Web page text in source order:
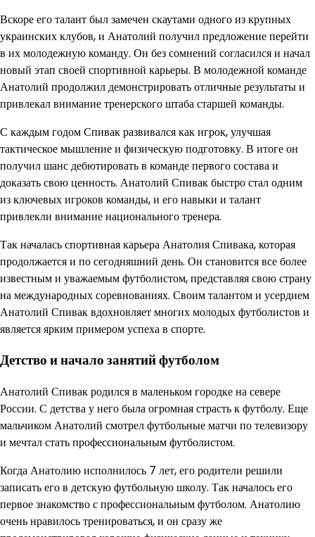
Вскоре его талант был замечен скаутами одного из крупных
украинских клубов, и Анатолий получил предложение перейти
в их молодежную команду. Он без сомнений согласился и начал
новый этап своей спортивной карьеры. В молодежной команде
Анатолий продолжил демонстрировать отличные результаты и
привлекал внимание тренерского штаба старшей команды.
С каждым годом Спивак развивался как игрок, улучшая
тактическое мышление и физическую подготовку. В итоге он
получил шанс дебютировать в команде первого состава и
доказать свою ценность. Анатолий Спивак быстро стал одним
из ключевых игроков команды, и его навыки и талант
привлекли внимание национального тренера.
Так началась спортивная карьера Анатолия Спивака, которая
продолжается и по сегодняшний день. Он становится все более
известным и уважаемым футболистом, представляя свою страну
на международных соревнованиях. Своим талантом и усердием
Анатолий Спивак вдохновляет многих молодых футболистов и
является ярким примером успеха в спорте.
Детство и начало занятий футболом
Анатолий Спивак родился в маленьком городке на севере
России. С детства у него была огромная страсть к футболу. Еще
мальчиком Анатолий смотрел футбольные матчи по телевизору
и мечтал стать профессиональным футболистом.
Когда Анатолию исполнилось 7 лет, его родители решили
записать его в детскую футбольную школу. Так началось его
первое знакомство с профессиональным футболом. Анатолию
очень нравилось тренироваться, и он сразу же